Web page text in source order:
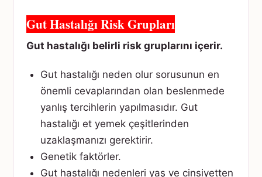
Gut Hastalığı Risk Grupları
Gut hastalığı belirli risk gruplarını içerir.
Gut hastalığı neden olur sorusunun en
önemli cevaplarından olan beslenmede
yanlış tercihlerin yapılmasıdır. Gut
hastalığı et yemek çeşitlerinden
uzaklaşmanızı gerektirir.
Genetik faktörler.
Gut hastalığı nedenleri yaş ve cinsiyetten